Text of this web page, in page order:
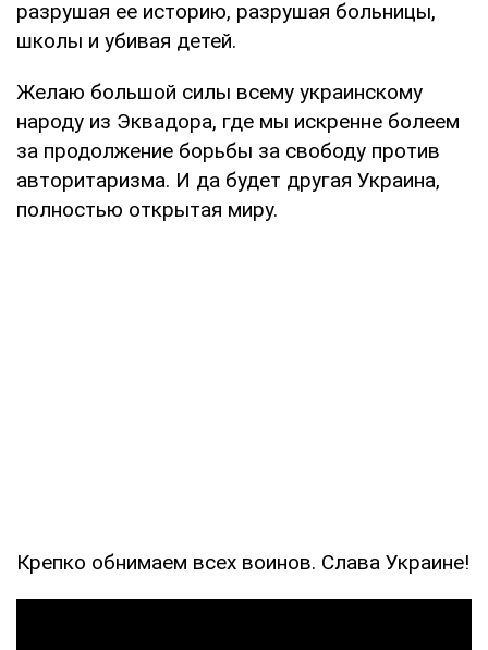
разрушая ее историю, разрушая больницы,
школы и убивая детей.
Желаю большой силы всему украинскому
народу из Эквадора, где мы искренне болеем
за продолжение борьбы за свободу против
авторитаризма. И да будет другая Украина,
полностью открытая миру.
Крепко обнимаем всех воинов. Слава Украине!